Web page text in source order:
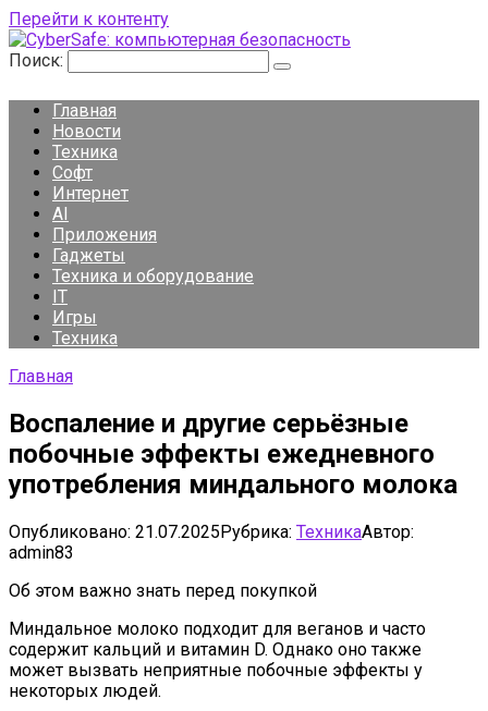
Перейти к контенту
Поиск:
Главная
Новости
Техника
Софт
Интернет
AI
Приложения
Гаджеты
Техника и оборудование
IT
Игры
Техника
Главная
Воспаление и другие серьёзные
побочные эффекты ежедневного
употребления миндального молока
Опубликовано: 21.07.2025Рубрика: ТехникаАвтор:
admin83
Об этом важно знать перед покупкой
Миндальное молоко подходит для веганов и часто
содержит кальций и витамин D. Однако оно также
может вызвать неприятные побочные эффекты у
некоторых людей.